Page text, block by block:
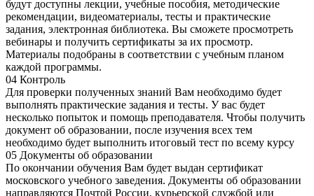
будут доступны лекции, учебные пособия, методические
рекомендации, видеоматериалы, тесты и практические
задания, электронная библиотека. Вы сможете просмотреть
вебинары и получить сертификаты за их просмотр.
Материалы подобраны в соответствии с учебным планом
каждой программы.
04 Контроль
Для проверки полученных знаний Вам необходимо будет
выполнять практические задания и тесты. У вас будет
несколько попыток и помощь преподавателя. Чтобы получить
документ об образовании, после изучения всех тем
необходимо будет выполнить итоговый тест по всему курсу
05 Документы об образовании
По окончании обучения Вам будет выдан сертификат
московского учебного заведения. Документы об образовании
направляются Почтой России, курьерской службой или